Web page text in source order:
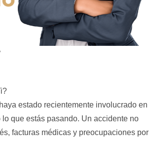
estado recientemente involucrado en
que estás pasando. Un accidente no
facturas médicas y preocupaciones por